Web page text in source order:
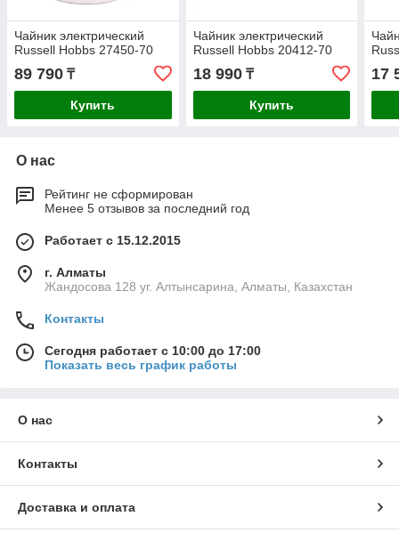
Чайник электрический
Russell Hobbs 27450-70
89 790 ₸
Купить
Чайник электрический
Russell Hobbs 20412-70
18 990₸
Купить
17
О нас
Рейтинг не сформирован
Менее 5 отзывов за последний год
Работает с 15.12.2015
г. Алматы
Жандосова 128 уг. Алтынсарина, Алматы, Казахстан
Контакты
Сегодня работает с 10:00 до 17:00
Показать весь график работы
О нас
Контакты
Доставка и оплата